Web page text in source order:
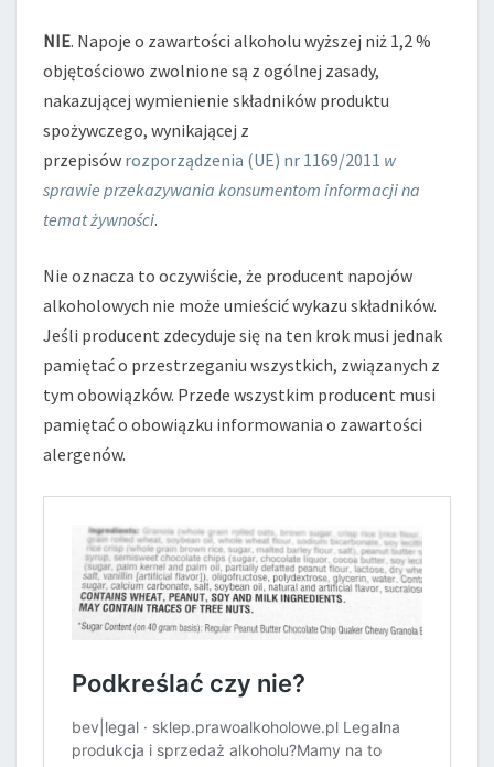
NIE. Napoje o zawartości alkoholu wyższej niż 1,2 %
objętościowo zwolnione są z ogólnej zasady,
nakazującej wymienienie składników produktu
spożywczego, wynikającej z
przepisów rozporządzenia (UE) nr 1169/2011 w
sprawie przekazywania konsumentom informacji na
temat żywności.
Nie oznacza to oczywiście, że producent napojów
alkoholowych nie może umieścić wykazu składników.
Jeśli producent zdecyduje się na ten krok musi jednak
pamiętać o przestrzeganiu wszystkich, związanych z
tym obowiązków. Przede wszystkim producent musi
pamiętać o obowiązku informowania o zawartości
alergenów.